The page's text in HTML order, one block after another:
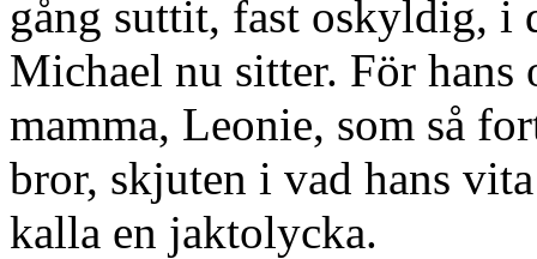
gång suttit, fast oskyldig, i
Michael nu sitter. För hans
mamma, Leonie, som så
bror, skjuten i vad hans
kalla en jaktolycka.